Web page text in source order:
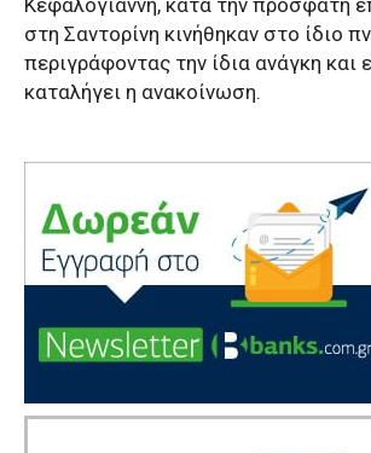
στη Σαντορίνη κινήθηκαν στο ίδιο
περιγράφοντας την ίδια ανάγκη και
καταλήγει η ανακοίνωση.